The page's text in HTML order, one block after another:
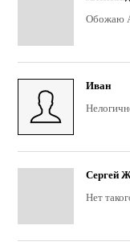
Обожаю
Иван
Сергей
Нет